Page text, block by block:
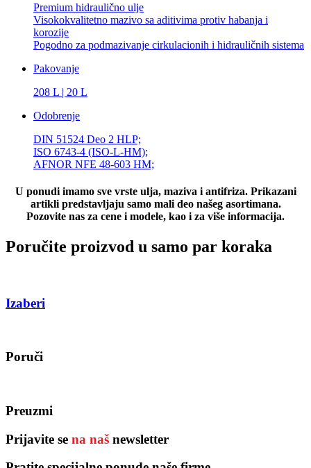
Premium hidraulično ulje
Visokokvalitetno mazivo sa aditivima protiv habanja i
korozije
Pogodno za podmazivanje cirkulacionih i hidrauličnih sistema
Pakovanje
208 L | 20 L
Odobrenje
DIN 51524 Deo 2 HLP;
ISO 6743-4 (ISO-L-HM);
AFNOR NFE 48-603 HM;
U ponudi imamo sve vrste ulja, maziva i antifriza. Prikazani
artikli predstavljaju samo mali deo našeg asortimana.
Pozovite nas za cene i modele, kao i za više informacija.
Poručite proizvod u samo par koraka
Izaberi
Poruči
Preuzmi
Prijavite se na naš newsletter